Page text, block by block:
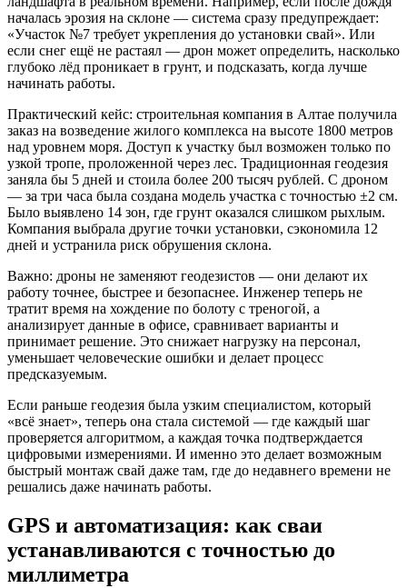
началась эрозия на склоне — система сразу предупреждает:
«Участок №7 требует укрепления до установки свай». Или
если снег ещё не растаял — дрон может определить, насколько
глубоко лёд проникает в грунт, и подсказать, когда лучше
начинать работы.
Практический кейс: строительная компания в Алтае получила
заказ на возведение жилого комплекса на высоте 1800 метров
над уровнем моря. Доступ к участку был возможен только по
узкой тропе, проложенной через лес. Традиционная геодезия
заняла бы 5 дней и стоила более 200 тысяч рублей. С дроном
— за три часа была создана модель участка с точностью ±2 см.
Было выявлено 14 зон, где грунт оказался слишком рыхлым.
Компания выбрала другие точки установки, сэкономила 12
дней и устранила риск обрушения склона.
Важно: дроны не заменяют геодезистов — они делают их
работу точнее, быстрее и безопаснее. Инженер теперь не
тратит время на хождение по болоту с треногой, а
анализирует данные в офисе, сравнивает варианты и
принимает решение. Это снижает нагрузку на персонал,
уменьшает человеческие ошибки и делает процесс
предсказуемым.
Если раньше геодезия была узким специалистом, который
«всё знает», теперь она стала системой — где каждый шаг
проверяется алгоритмом, а каждая точка подтверждается
цифровыми измерениями. И именно это делает возможным
быстрый монтаж свай даже там, где до недавнего времени не
решались даже начинать работы.
GPS и автоматизация: как сваи
устанавливаются с точностью до
миллиметра